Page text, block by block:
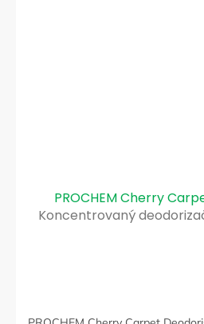
PROCHEM Cherry
Koncentrovaný